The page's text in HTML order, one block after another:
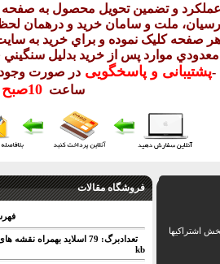
و تضمين تحويل محصول به
ملت و سامان خريد و درهمان
هر صفحه کليک نموده و براي خريد به
معدودي موارد پس از خريد بدليل
-پشتيبانی و پاسخگويی در صورت
ساعت 10صبح
فروشگاه مقالات
تعدادبرگ: 79 اسلاید بهمراه نقشه های اتوکد و تصاویر .
kb